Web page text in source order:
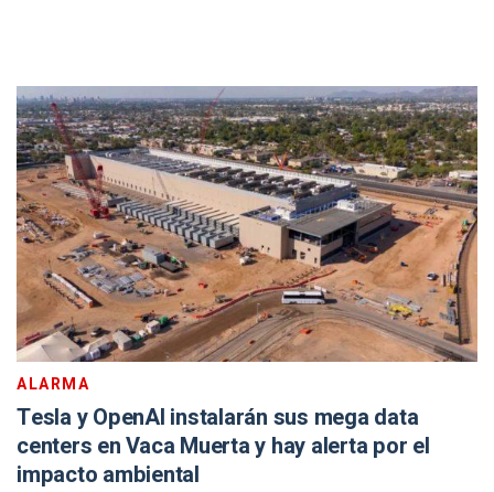
ALARMA
Tesla y OpenAI instalarán sus mega data
centers en Vaca Muerta y hay alerta por el
impacto ambiental